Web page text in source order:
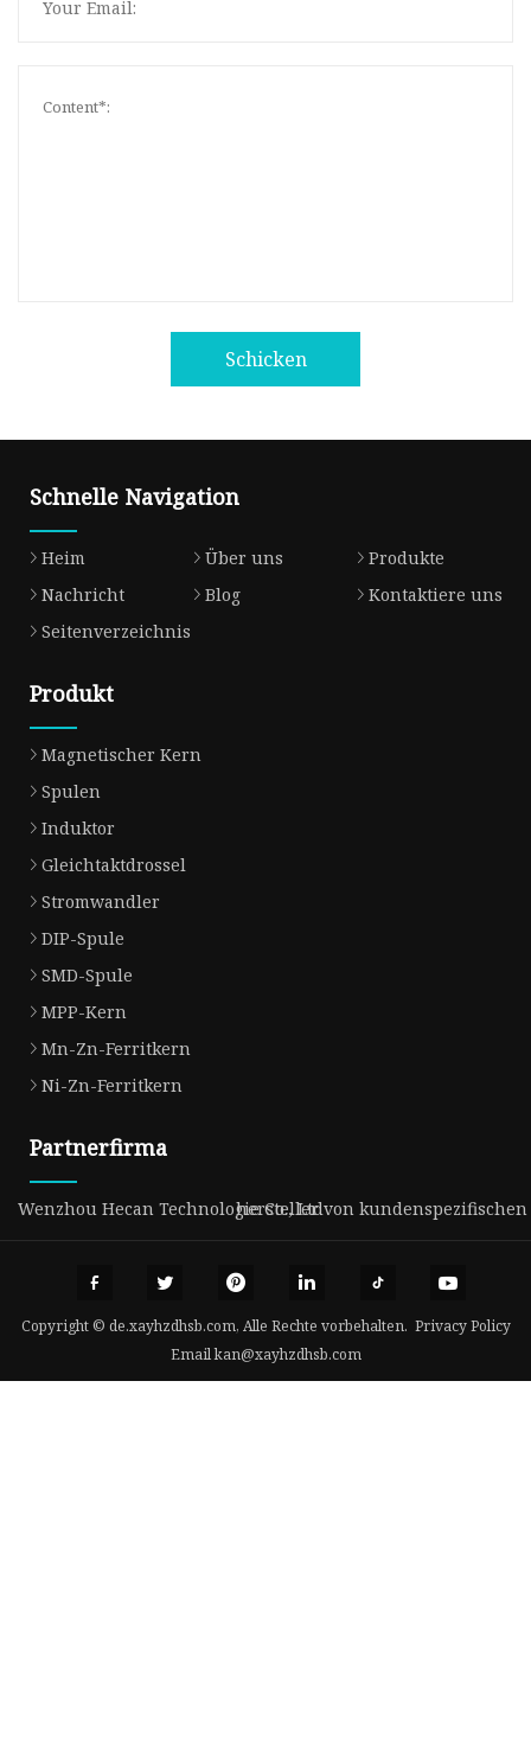
Schicken
Schnelle Navigation
Heim Über uns
Produkte
Nachricht
Blog
Kontaktiere uns
Seitenverzeichnis
Produkt
Magnetischer Kern
Spulen
Induktor
Gleichtaktdrossel
Stromwandler
DIP-Spule
SMD-Spule
MPP-Kern
Mn-Zn-Ferritkern
Ni-Zn-Ferritkern
Partnerfirma
Wenzhou Hecan Technologie Co., Ltd
hersteller von
Copyright © de.xayhzdhsb.com, Alle Rechte vorbehalten. Privacy Policy
Emailkan@xayhzdhsb.com